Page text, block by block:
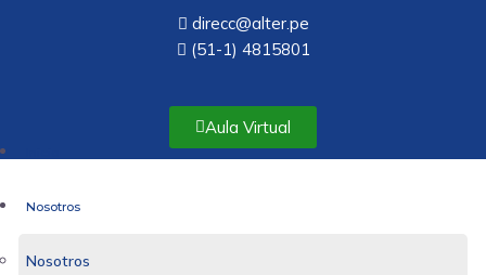
direcc@alter.pe
(51-1) 4815801
Aula Virtual
Nosotros
Nosotros